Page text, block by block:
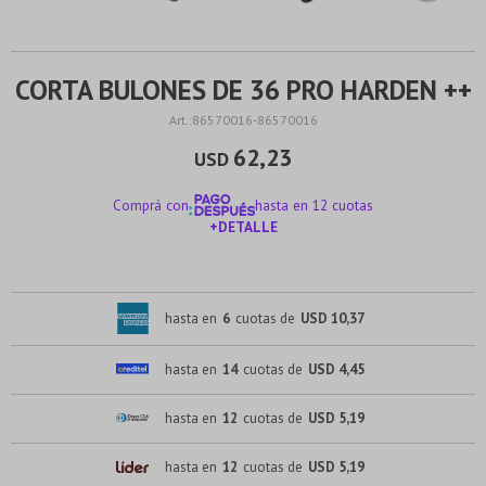
CORTA BULONES DE 36 PRO HARDEN ++
86570016-86570016
USD 62,23
Comprá con
hasta en 12 cuotas
+DETALLE
hasta en 6 cuotas de USD 10,37
hasta en 14 cuotas de USD 4,45
hasta en 12 cuotas de USD 5,19
hasta en 12 cuotas de USD 5,19